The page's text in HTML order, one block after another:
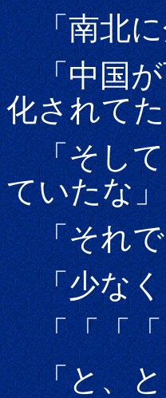
「南北に
「中国が
化されて
「そして
ていたな」
「それで
「少なく
「「「「
「と、と